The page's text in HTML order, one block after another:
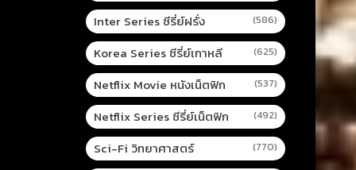
Inter Series ซีรี่ย์ฝรั่ง (586)
Korea Series ซีรี่ย์เกาหลี (625)
Netflix Movie หนังเน็ตฟิก (537)
Netflix Series ซีรี่ย์เน็ตฟิก (492)
Sci-Fi วิทยาศาสตร์ (770)